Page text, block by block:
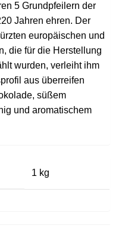
5 Grundpfeilern der
Jahren ehren. Der
europäischen und
die für die Herstellung
wurden, verleiht ihm
aus überreifen
süßem
und aromatischem
1 kg